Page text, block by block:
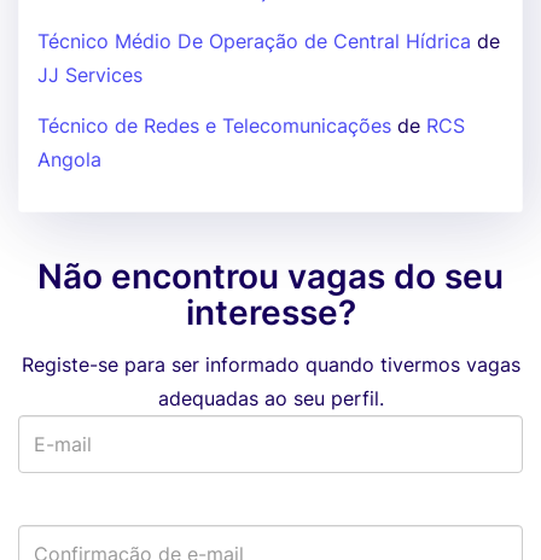
Técnico Médio De Operação de Central Hídrica de
JJ Services
Técnico de Redes e Telecomunicações de RCS
Angola
Não encontrou vagas do seu
interesse?
Registe-se para ser informado quando tivermos vagas
adequadas ao seu perfil.